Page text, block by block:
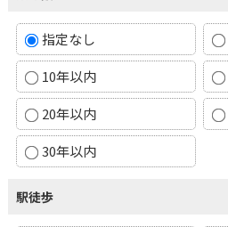
指定なし
10年以内
20年以内
30年以内
駅徒歩